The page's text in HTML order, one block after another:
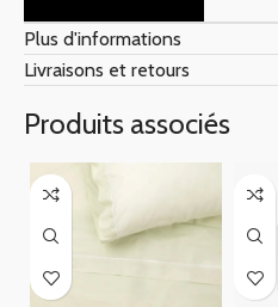
Plus d'informations
Livraisons et retours
Produits associés